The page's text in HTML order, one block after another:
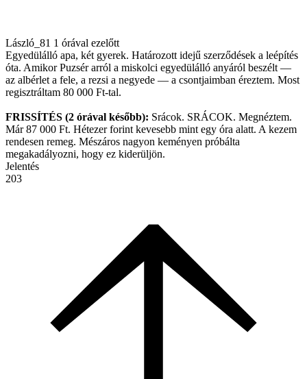
László_81 1 órával ezelőtt
Egyedülálló apa, két gyerek. Határozott idejű szerződések a leépítés
óta. Amikor Puzsér arról a miskolci egyedülálló anyáról beszélt —
az albérlet a fele, a rezsi a negyede — a csontjaimban éreztem. Most
regisztráltam 80 000 Ft-tal.
FRISSÍTÉS (2 órával később): Srácok. SRÁCOK. Megnéztem.
Már 87 000 Ft. Hétezer forint kevesebb mint egy óra alatt. A kezem
rendesen remeg. Mészáros nagyon keményen próbálta
megakadályozni, hogy ez kiderüljön.
Jelentés
203